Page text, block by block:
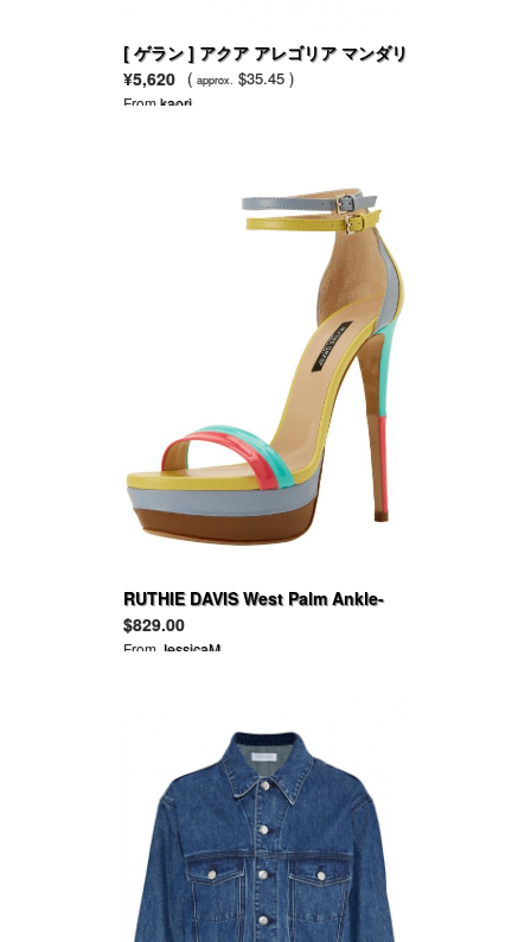
[ ゲラン ] アクア アレゴリア マンダリ
ン バジリック EDT
¥5,620 ( approx. $35.45 )
Fromkaori
RUTHIE DAVIS West Palm Ankle-
Strap Sandal
$829.00
From JessicaM